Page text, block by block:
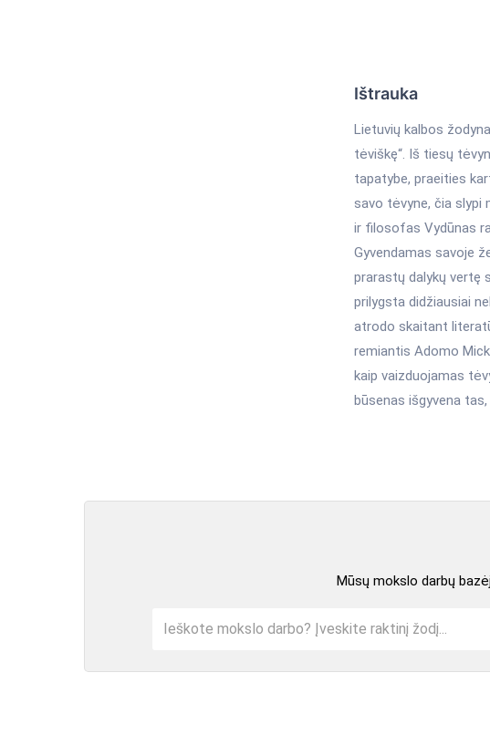
Ištrauka
Lietuvių kalbos
tėviškę“. Iš tiesų
tapatybe, praeities
savo tėvyne, čia slypi
ir filosofas Vydūnas
Gyvendamas savoje
prarastų dalykų vertę
prilygsta didžiausiai
atrodo skaitant
remiantis Adomo
kaip vaizduojamas
būsenas išgyvena
Mūsų mokslo darbų